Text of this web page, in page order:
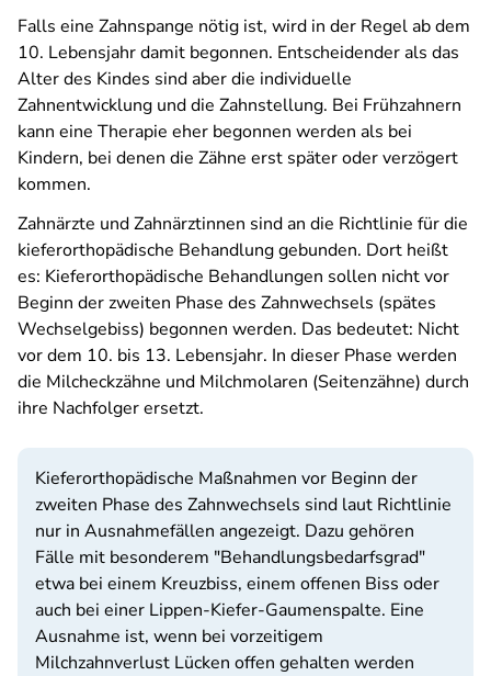
Falls eine Zahnspange nötig ist, wird in der Regel ab dem
10. Lebensjahr damit begonnen. Entscheidender als das
Alter des Kindes sind aber die individuelle
Zahnentwicklung und die Zahnstellung. Bei Frühzahnern
kann eine Therapie eher begonnen werden als bei
Kindern, bei denen die Zähne erst später oder verzögert
kommen.
Zahnärzte und Zahnärztinnen sind an die Richtlinie für die
kieferorthopädische Behandlung gebunden. Dort heißt
es: Kieferorthopädische Behandlungen sollen nicht vor
Beginn der zweiten Phase des Zahnwechsels (spätes
Wechselgebiss) begonnen werden. Das bedeutet: Nicht
vor dem 10. bis 13. Lebensjahr. In dieser Phase werden
die Milcheckzähne und Milchmolaren (Seitenzähne) durch
ihre Nachfolger ersetzt.
Kieferorthopädische Maßnahmen vor Beginn der
zweiten Phase des Zahnwechsels sind laut Richtlinie
nur in Ausnahmefällen angezeigt. Dazu gehören
Fälle mit besonderem "Behandlungsbedarfsgrad"
etwa bei einem Kreuzbiss, einem offenen Biss oder
auch bei einer Lippen-Kiefer-Gaumenspalte. Eine
Ausnahme ist, wenn bei vorzeitigem
Milchzahnverlust Lücken offen gehalten werden